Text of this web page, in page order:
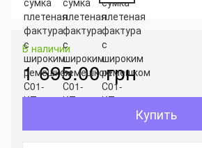
В наличии
1 695.00 грн
Купить